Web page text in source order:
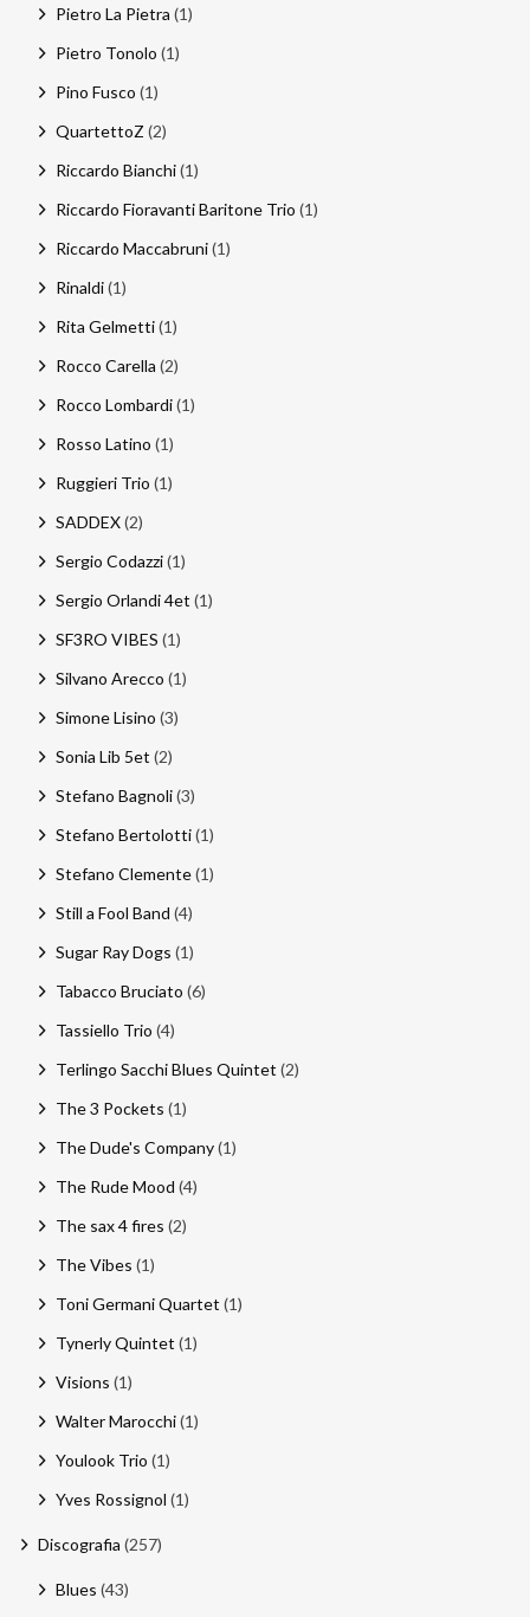
Pietro La Pietra (1)
Pietro Tonolo (1)
Pino Fusco (1)
QuartettoZ (2)
Riccardo Bianchi(1)
Riccardo Fioravanti Baritone Trio (1)
Riccardo Maccabruni(1)
Rinaldi(1)
Rita Gelmetti(1)
Rocco Carella (2)
Rocco Lombardi(1)
Rosso Latino (1)
Ruggieri Trio (1)
SADDEX(2)
Sergio Codazzi(1)
Sergio Orlandi 4et (1)
SF3RO VIBES (1)
Silvano Arecco (1)
Simone Lisino (3)
Sonia Lib 5et (2)
Stefano Bagnoli(3)
Stefano Bertolotti(1)
Stefano Clemente(1)
Still a Fool Band (4)
Sugar Ray Dogs (1)
Tabacco Bruciato (6)
Tassiello Trio (4)
Terlingo Sacchi Blues Quintet (2)
The 3 Pockets (1)
The Dude's Company(1)
The Rude Mood (4)
The sax 4 fires (2)
The Vibes (1)
Toni Germani Quartet (1)
Tynerly Quintet (1)
Visions (1)
Walter Marocchi(1)
Youlook Trio (1)
Yves Rossignol (1)
Discografia (257)
Blues (43)